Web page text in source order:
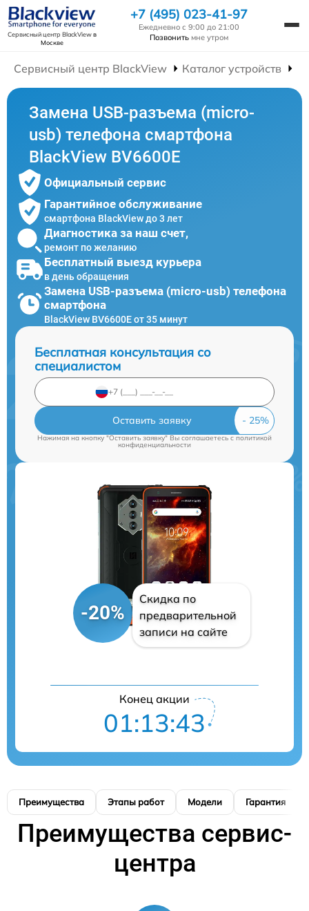
Сервисный центр BlackViewв
Москве
+7 (495) 023-41-97
Ежедневно с 9:00 до 21:00
Позвонить мне утром
Сервисный центр BlackView Каталог устройств
Замена USB-разъема (micro-
usb) телефона смартфона
BlackView BV6600E
Официальный сервис
Гарантийное обслуживание
смартфона BlackView до 3 лет
Диагностика за наш счет,
ремонт по желанию
Бесплатный выезд курьера
в день обращения
Замена USB-разъема (micro-usb) телефона
смартфона
BlackView BV6600E от 35 минут
Бесплатная консультация со
специалистом
Оставить заявку
Нажимая на кнопку "Оставить заявку" Вы соглашаетесь cполитикой
конфиденциальности
-20%
Скидка по
предварительной
записи на сайте
Конец акции
01:13:42
Преимущества Этапы работ Модели Гарантия
Преимущества сервис-
центра